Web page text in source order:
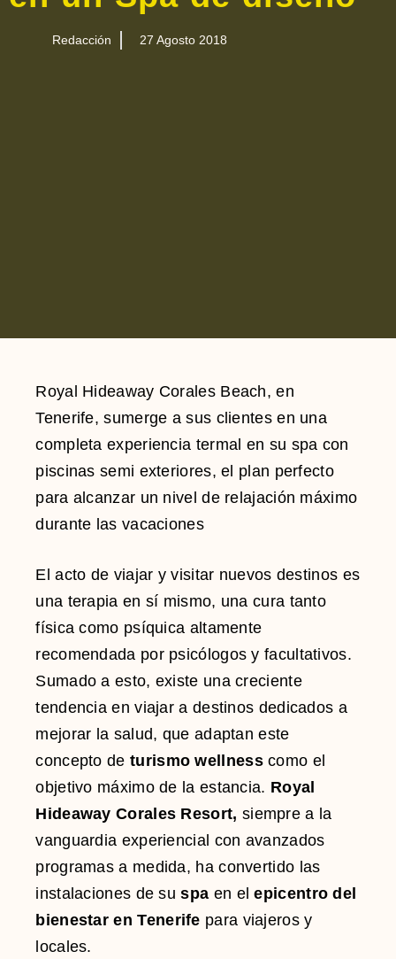
Redacción 27 Agosto 2018
Royal Hideaway Corales Beach, en
Tenerife, sumerge a sus clientes en una
completa experiencia termal en su spa con
piscinas semi exteriores, el plan perfecto
para alcanzar un nivel de relajación máximo
durante las vacaciones
El acto de viajar y visitar nuevos destinos es
una terapia en sí mismo, una cura tanto
física como psíquica altamente
recomendada por psicólogos y facultativos.
Sumado a esto, existe una creciente
tendencia en viajar a destinos dedicados a
mejorar la salud, que adaptan este
concepto de turismo wellnesscomo el
objetivo máximo de la estancia. Royal
Hideaway Corales Resort, siempre a la
vanguardia experiencial con avanzados
programas a medida, ha convertido las
instalaciones de suspa en elepicentro del
bienestar en Tenerife para viajeros y
locales.